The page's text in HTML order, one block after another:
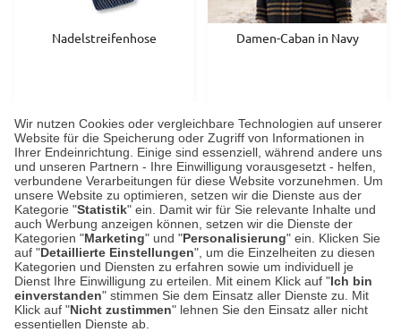
Wir nutzen Cookies oder vergleichbare Technologien auf unserer
Website für die Speicherung oder Zugriff von Informationen in
Ihrer Endeinrichtung. Einige sind essenziell, während andere uns
und unseren Partnern - Ihre Einwilligung vorausgesetzt - helfen,
verbundene Verarbeitungen für diese Website vorzunehmen. Um
unsere Website zu optimieren, setzen wir die Dienste aus der
Kategorie "Statistik" ein. Damit wir für Sie relevante Inhalte und
auch Werbung anzeigen können, setzen wir die Dienste der
Kategorien "Marketing" und "Personalisierung" ein. Klicken Sie
auf "Detaillierte Einstellungen", um die Einzelheiten zu diesen
Kategorien und Diensten zu erfahren sowie um individuell je
Dienst Ihre Einwilligung zu erteilen. Mit einem Klick auf "Ich bin
einverstanden" stimmen Sie dem Einsatz aller Dienste zu. Mit
Klick auf "Nicht zustimmen" lehnen Sie den Einsatz aller nicht
essentiellen Dienste ab.
Nadelstreifenhose
statt129,00 € jetzt 79,90€*
Damen-Caban in Navy
statt329,00 €
jetzt 199,00
€*
31 % 30 %